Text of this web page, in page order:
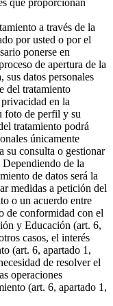
a través de la
por usted o por el
ponerse en
de apertura de la
sus datos personales
del tratamiento
en la
foto de perfil y su
tratamiento podrá
únicamente
su consulta o gestionar
de la
de datos será la
medidas a petición del
o un acuerdo entre
de conformidad con el
y Educación (art. 6,
casos, el interés
(art. 6, apartado 1,
de resolver el
operaciones
(art. 6, apartado 1,